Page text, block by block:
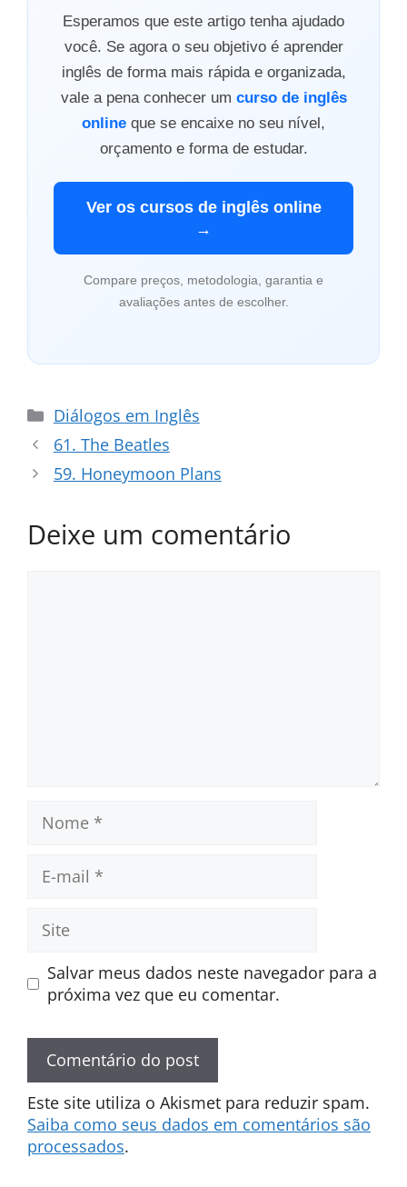
Esperamos que este artigo tenha ajudado
você. Se agora o seu objetivo é aprender
inglês de forma mais rápida e organizada,
vale a pena conhecer um curso de inglês
online que se encaixe no seu nível,
orçamento e forma de estudar.
Ver os cursos de inglês online
→
Compare preços, metodologia, garantia e
avaliações antes de escolher.
Categorias
Diálogos em Inglês
61. The Beatles
59. Honeymoon Plans
Deixe um comentário
mail
Site
Salvar meus dados neste navegador para a
próxima vez que eu comentar.
Este site utiliza o Akismet para reduzir spam.
Saiba como seus dados em comentários são
processados.